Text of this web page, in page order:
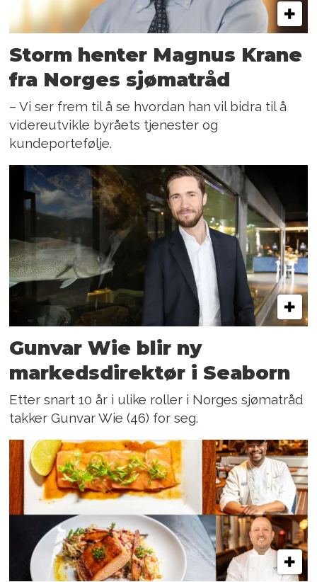
Storm henter Magnus Krane
fra Norges sjømatråd
– Vi ser frem til å se hvordan han vil bidra til å
videreutvikle byråets tjenester og
kundeportefølje.
Gunvar Wie blir ny
markedsdirektør i Seaborn
Etter snart 10 år i ulike roller i Norges sjømatråd
takker Gunvar Wie (46) for seg.